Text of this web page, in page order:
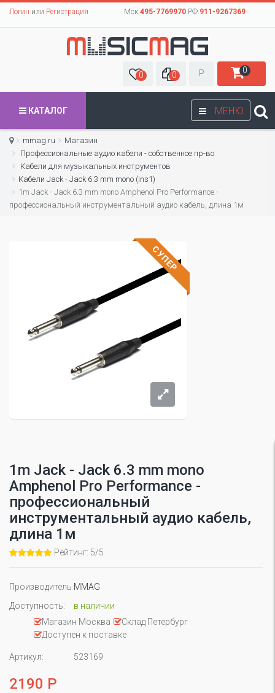
Логин или Регистрация Мск:495-7769970РФ:911-9267369
0 0 Р 0
МЕНЮ
КАТАЛОГ
mmag.ru
Магазин
Профессиональные аудио кабели - собственное пр-во
Кабели для музыкальных инструментов
Кабели Jack - Jack 6.3 mm mono (ins1)
1m Jack - Jack 6.3 mm mono Amphenol Pro Performance -
профессиональный инструментальный аудио кабель, длина 1м
СУПЕР
1m Jack - Jack 6.3 mm mono
Amphenol Pro Performance -
профессиональный
инструментальный аудио кабель,
длина 1м
Рейтинг: 5/5
Производитель MMAG
Доступность:
в наличии
Магазин Москва
Склад Петербург
Доступен к поставке
Артикул: 523169
2190 Р